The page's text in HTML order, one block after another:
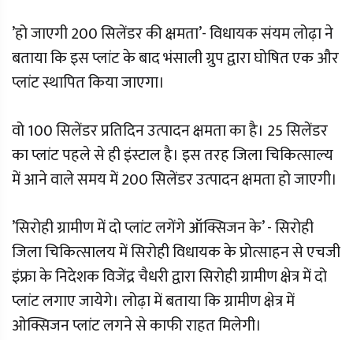
’हो जाएगी 200 सिलेंडर की क्षमता’- विधायक संयम लोढ़ा ने
बताया कि इस प्लांट के बाद भंसाली ग्रुप द्वारा घोषित एक और
प्लांट स्थापित किया जाएगा।
वो 100 सिलेंडर प्रतिदिन उत्पादन क्षमता का है। 25 सिलेंडर
का प्लांट पहले से ही इंस्टाल है। इस तरह जिला चिकित्साल्य
में आने वाले समय में 200 सिलेंडर उत्पादन क्षमता हो जाएगी।
’सिरोही ग्रामीण में दो प्लांट लगेंगे ऑक्सिजन के’ - सिरोही
जिला चिकित्सालय में सिरोही विधायक के प्रोत्साहन से एचजी
इंफ्रा के निदेशक विजेंद्र चैधरी द्वारा सिरोही ग्रामीण क्षेत्र में दो
प्लांट लगाए जायेगे। लोढ़ा में बताया कि ग्रामीण क्षेत्र में
ओक्सिजन प्लांट लगने से काफी राहत मिलेगी।